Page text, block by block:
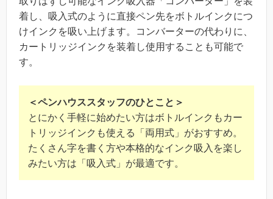
着し、吸入式のように直接ペン先をボトルインクにつ
けインクを吸い上げます。コンバーターの代わりに、
カートリッジインクを装着し使用することも可能で
す。
＜ペンハウススタッフのひとこと＞
とにかく手軽に始めたい方はボトルインクもカー
トリッジインクも使える「両用式」がおすすめ。
たくさん字を書く方や本格的なインク吸入を楽し
みたい方は「吸入式」が最適です。